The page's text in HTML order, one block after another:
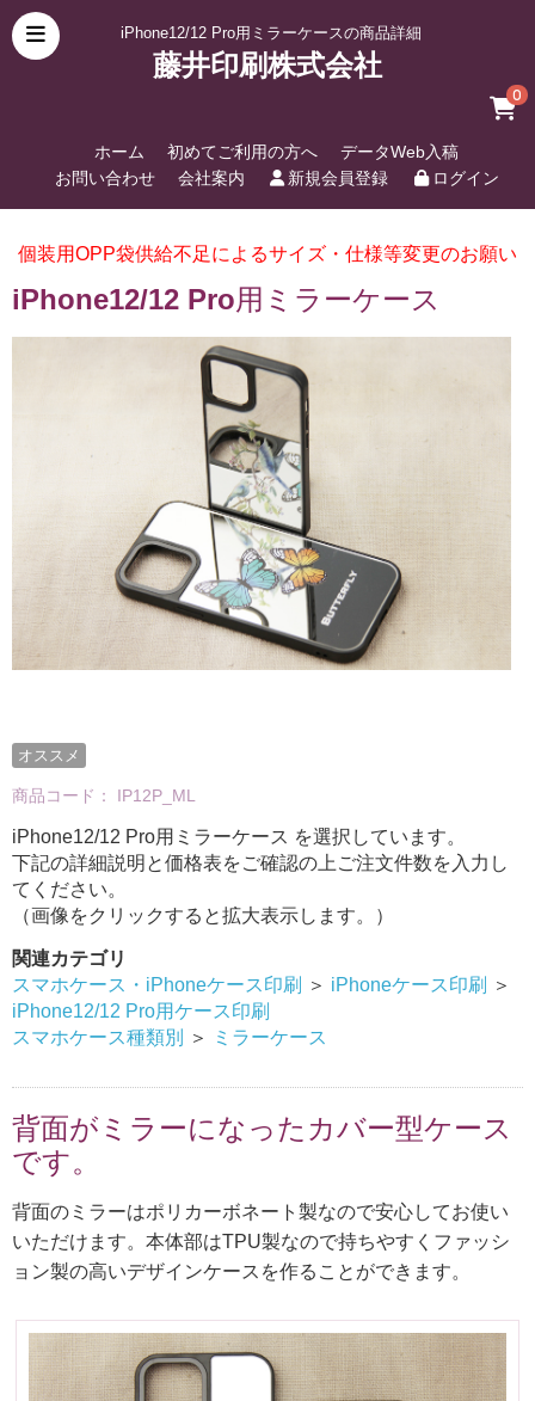
iPhone12/12 Pro用ミラーケースの商品詳細
藤井印刷株式会社
0
ホーム 初めてご利用の方へ
データWeb入稿
お問い合わせ
会社案内 新規会員登録 ログイン
個装用OPP袋供給不足によるサイズ・仕様等変更のお願い
iPhone12/12 Pro用ミラーケース
オススメ
商品コード： IP12P_ML
iPhone12/12 Pro用ミラーケース を選択しています。
下記の詳細説明と価格表をご確認の上ご注文件数を入力し
てください。
（画像をクリックすると拡大表示します。）
関連カテゴリ
スマホケース・iPhoneケース印刷
＞ iPhoneケース印刷
＞
iPhone12/12 Pro用ケース印刷
スマホケース種類別
＞ ミラーケース
背面がミラーになったカバー型ケース
です。
背面のミラーはポリカーボネート製なので安心してお使い
いただけます。本体部はTPU製なので持ちやすくファッシ
ョン製の高いデザインケースを作ることができます。